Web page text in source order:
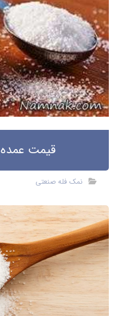
قیمت
نمک فله صنعتی